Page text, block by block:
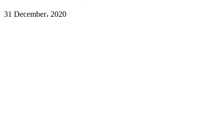
31 December، 2020